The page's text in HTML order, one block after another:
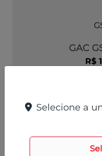
GAC
R$
Selecione a